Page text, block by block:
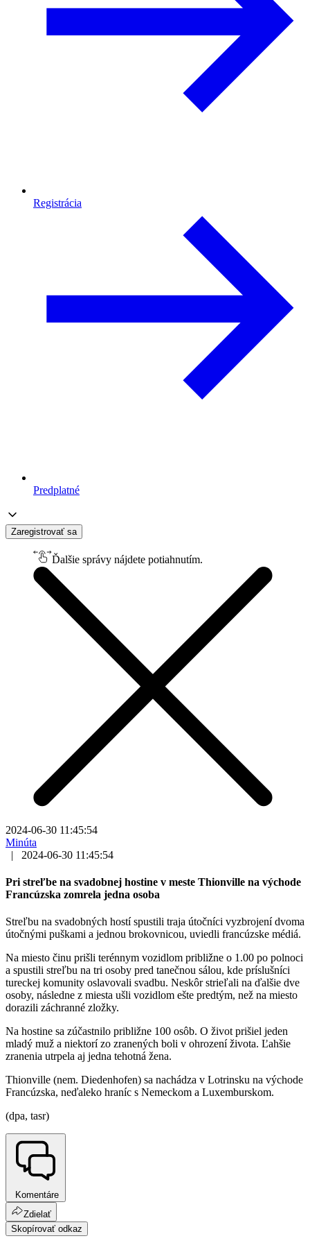
Registrácia
Predplatné
Zaregistrovať sa
Ďalšie správy nájdete potiahnutím.
2024-06-30 11:45:54
Minúta
|
2024-06-30 11:45:54
Pri streľbe na svadobnej hostine v meste Thionville na východe
Francúzska zomrela jedna osoba
Streľbu na svadobných hostí spustili traja útočníci vyzbrojení dvoma
útočnými puškami a jednou brokovnicou, uviedli francúzske médiá.
Na miesto činu prišli terénnym vozidlom približne o 1.00 po polnoci
a spustili streľbu na tri osoby pred tanečnou sálou, kde príslušníci
tureckej komunity oslavovali svadbu. Neskôr strieľali na ďalšie dve
osoby, následne z miesta ušli vozidlom ešte predtým, než na miesto
dorazili záchranné zložky.
Na hostine sa zúčastnilo približne 100 osôb. O život prišiel jeden
mladý muž a niektorí zo zranených boli v ohrození života. Ľahšie
zranenia utrpela aj jedna tehotná žena.
Thionville (nem. Diedenhofen) sa nachádza v Lotrinsku na východe
Francúzska, neďaleko hraníc s Nemeckom a Luxemburskom.
(dpa, tasr)
Komentáre
Zdielať
Skopírovať odkaz